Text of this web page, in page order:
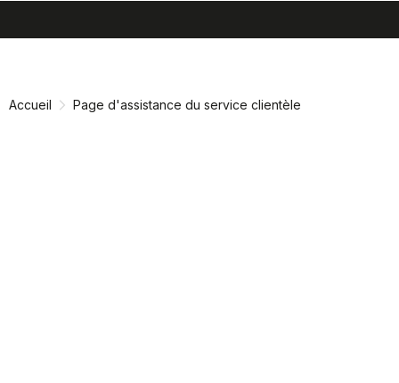
directement
navigation
Accueil Page d'assistance du service clientèle